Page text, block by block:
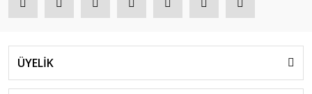
ÜYELİK